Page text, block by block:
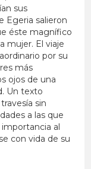
sus
Egeria salieron
éste magnífico
mujer. El viaje
por su
más
ojos de una
Un texto
sin
a las que
al
con vida de su